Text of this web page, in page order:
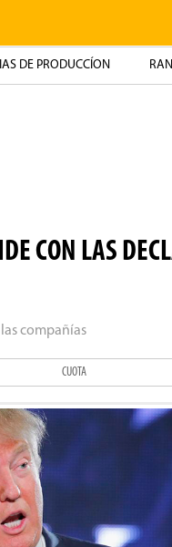
DE PRODUCCÍON
CON LAS
compañías
CUOTA